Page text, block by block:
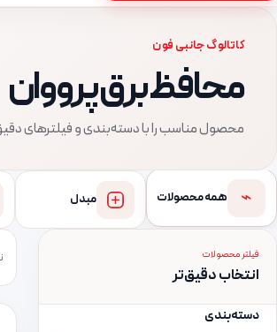
کاتالوگ جانبی فون
محافظ برق پرووان
محصول مناسب را با دسته‌بندی و فیلترهای
⌁ همه محصولات مبدل
فیلتر محصولات
انتخاب دقیق‌تر
دسته‌بندی